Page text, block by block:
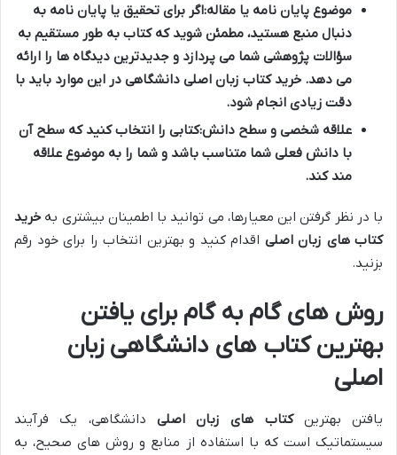
موضوع پایان نامه یا مقاله:اگر برای تحقیق یا پایان نامه به
دنبال منبع هستید، مطمئن شوید که کتاب به طور مستقیم به
سؤالات پژوهشی شما می پردازد و جدیدترین دیدگاه ها را ارائه
می دهد. خرید کتاب زبان اصلی دانشگاهی در این موارد باید با
دقت زیادی انجام شود.
علاقه شخصی و سطح دانش:کتابی را انتخاب کنید که سطح آن
با دانش فعلی شما متناسب باشد و شما را به موضوع علاقه
مند کند.
با در نظر گرفتن این معیارها، می توانید با اطمینان بیشتری به خرید
کتاب های زبان اصلی اقدام کنید و بهترین انتخاب را برای خود رقم
بزنید.
روش های گام به گام برای یافتن
بهترین کتاب های دانشگاهی زبان
اصلی
یافتن بهترینکتاب های زبان اصلی دانشگاهی، یک فرآیند
سیستماتیک است که با استفاده از منابع و روش های صحیح، به